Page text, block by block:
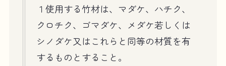
１使用する竹材は、マダケ、ハチク、
クロチク、ゴマダケ、メダケ若しくは
シノダケ又はこれらと同等の材質を有
するものとすること。